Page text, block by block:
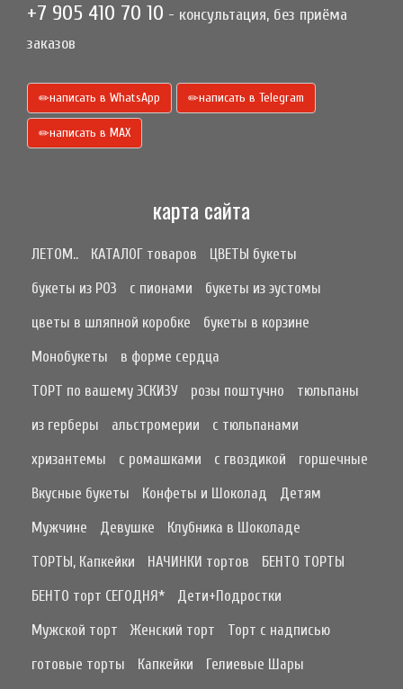
+7 905 410 70 10 - консультация, без приёма
заказов
написать в WhatsApp написать в Telegram
написать в МАХ
карта сайта
ЛЕТОМ.. КАТАЛОГ товаров
ЦВЕТЫ букеты
букеты из РОЗ
с пионами
букеты из эустомы
цветы в шляпной коробке
букеты в корзине
Монобукеты
в форме сердца
ТОРТ по вашему ЭСКИЗУ
розы поштучно
тюльпаны
из герберы
альстромерии
с тюльпанами
хризантемы
с ромашками с гвоздикой
горшечные
Вкусные букеты
Конфеты и Шоколад
Детям
Мужчине
Девушке
Клубника в Шоколаде
ТОРТЫ, Капкейки
НАЧИНКИ тортов
БЕНТО ТОРТЫ
БЕНТО торт СЕГОДНЯ*
Дети+Подростки
Мужской торт
Женский торт
Торт с надписью
готовые торты
Капкейки
Гелиевые Шары